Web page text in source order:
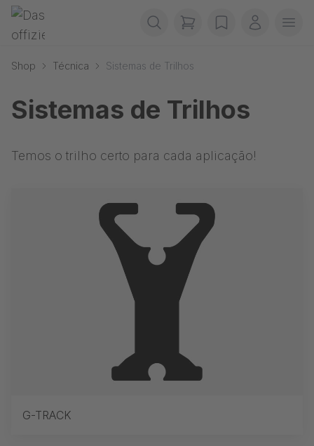
Pular navegação
Gerriets
items in cart, view
wishlistA minha
Shop Técnica Sistemas de Trilhos
Sistemas de Trilhos
Temos o trilho certo para cada aplicação!
G-TRACK